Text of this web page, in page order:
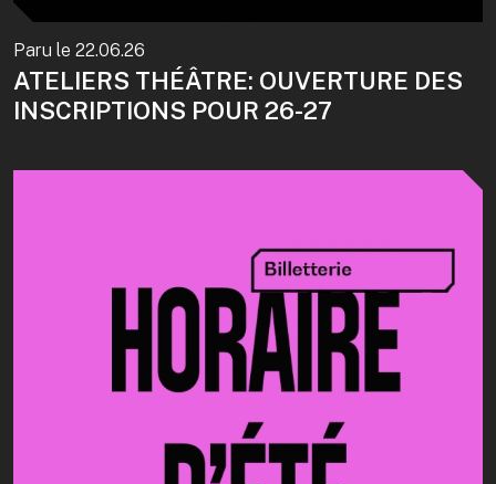
Paru le 22.06.26
ATELIERS THÉÂTRE: OUVERTURE DES
INSCRIPTIONS POUR 26-27